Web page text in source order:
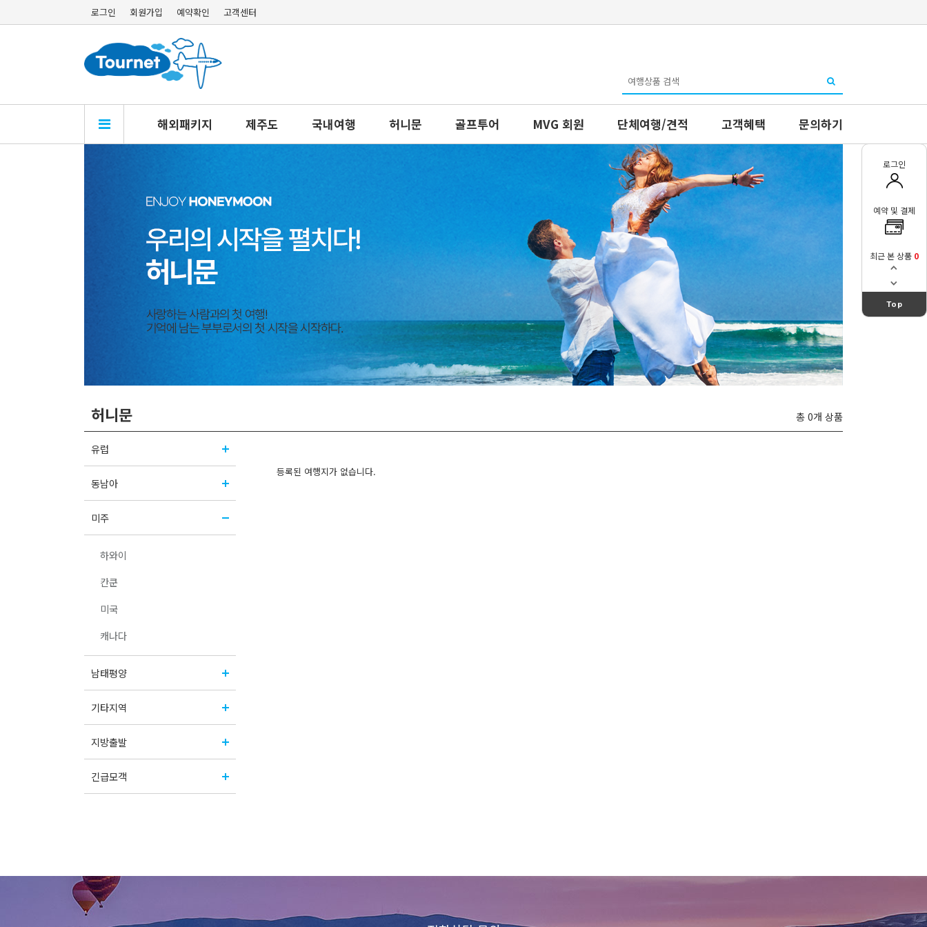
로그인 회원가입 예약확인 고객센터
해외패키지 제주도 국내여행 허니문 골프투어 MVG 회원 단체여행/견적 고객혜택 문의하기
허니문 총 0개 상품
유럽
동남아
미주
하와이
칸쿤
미국
캐나다
남태평양
기타지역
지방출발
긴급모객
등록된 여행지가 없습니다.
로그인
예약 및 결제
최근 본 상품 0
Top